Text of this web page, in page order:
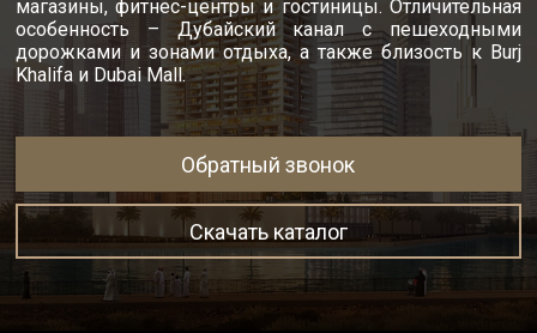
магазины, фитнес-центры и гостиницы. Отличительная
особенность – Дубайский канал с пешеходными
дорожками и зонами отдыха, а также близость к Burj
Khalifa и Dubai Mall.
Обратный звонок
Скачать каталог